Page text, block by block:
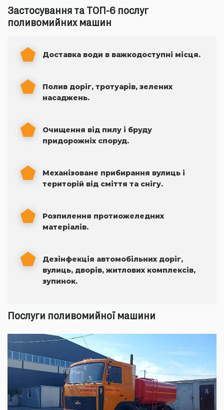
Застосування та ТОП-6 послуг
поливомийних машин
Доставка води в важкодоступні місця.
Полив доріг, тротуарів, зелених
насаджень.
Очищення від пилу і бруду
придорожніх споруд.
Механізоване прибирання вулиць і
територій від сміття та снігу.
Розпилення протиожеледних
матеріалів.
Дезінфекція автомобільних доріг,
вулиць, дворів, житлових комплексів,
зупинок.
Послуги поливомийної машини